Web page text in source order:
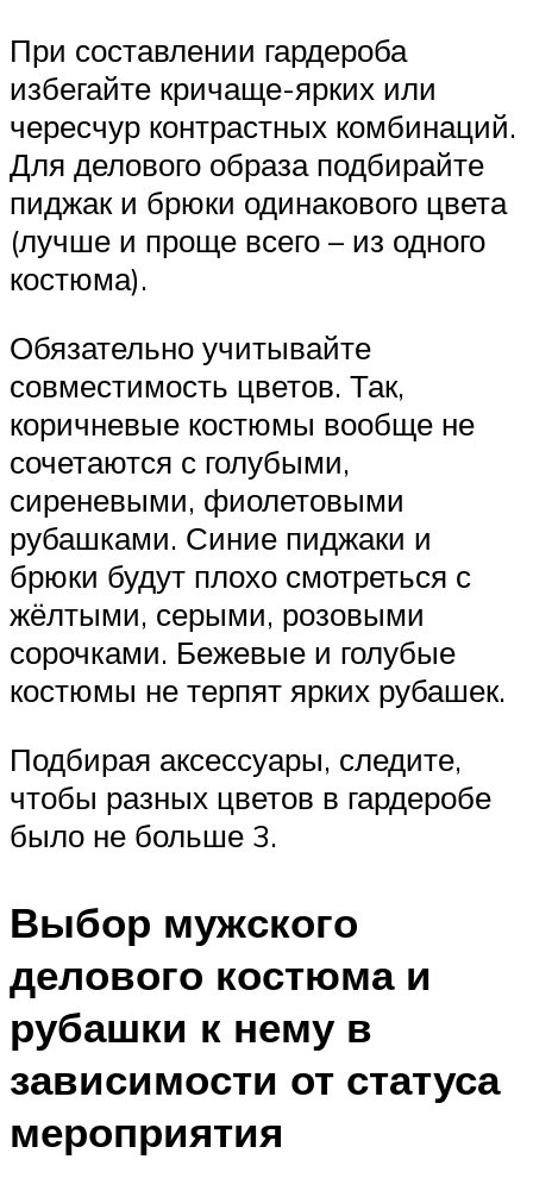
При составлении гардероба
избегайте кричаще-ярких или
чересчур контрастных комбинаций.
Для делового образа подбирайте
пиджак и брюки одинакового цвета
(лучше и проще всего – из одного
костюма).
Обязательно учитывайте
совместимость цветов. Так,
коричневые костюмы вообще не
сочетаются с голубыми,
сиреневыми, фиолетовыми
рубашками. Синие пиджаки и
брюки будут плохо смотреться с
жёлтыми, серыми, розовыми
сорочками. Бежевые и голубые
костюмы не терпят ярких рубашек.
Подбирая аксессуары, следите,
чтобы разных цветов в гардеробе
было не больше 3.
Выбор мужского
делового костюма и
рубашки к нему в
зависимости от статуса
мероприятия